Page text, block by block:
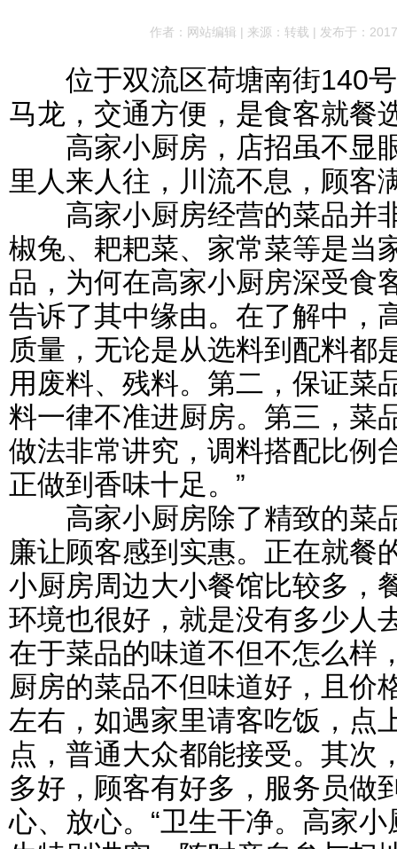
作者：网站编辑 | 来源：转载 | 发布于：
位于双流区荷塘南街140号
马龙，交通方便，是食客就餐
高家小厨房，店招虽不显
里人来人往，川流不息，顾客
高家小厨房经营的菜品并
椒兔、耙耙菜、家常菜等是当
品，为何在高家小厨房深受食
告诉了其中缘由。在了解中，
质量，无论是从选料到配料都
用废料、残料。第二，保证菜
料一律不准进厨房。第三，菜
做法非常讲究，调料搭配比例
正做到香味十足。”
高家小厨房除了精致的菜
廉让顾客感到实惠。正在就餐
小厨房周边大小餐馆比较多，
环境也很好，就是没有多少人
在于菜品的味道不但不怎么样
厨房的菜品不但味道好，且价
左右，如遇家里请客吃饭，点
点，普通大众都能接受。其次
多好，顾客有好多，服务员做
心、放心。“卫生干净。高家